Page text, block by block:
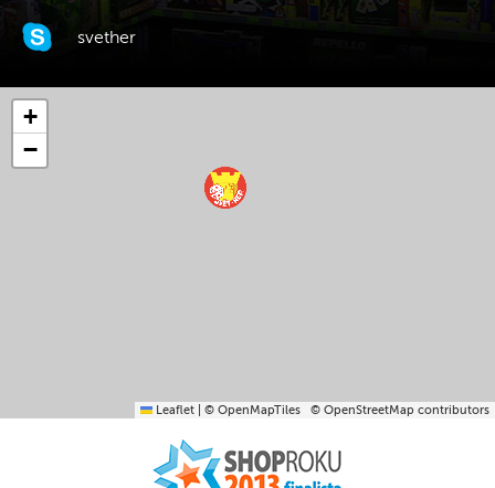
svether
+
−
Leaflet © OpenMapTiles © OpenStreetMap contributors